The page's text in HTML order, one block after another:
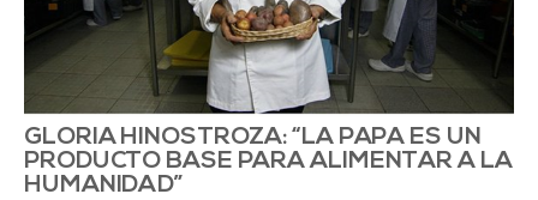
GLORIA HINOSTROZA: “LA PAPA ES UN
PRODUCTO BASE PARA ALIMENTAR A LA
HUMANIDAD”